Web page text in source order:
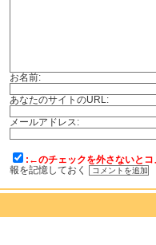
お名前:
あなたのサイトのURL:
メールアドレス:
:←のチェックを外さないと
報を記憶しておく